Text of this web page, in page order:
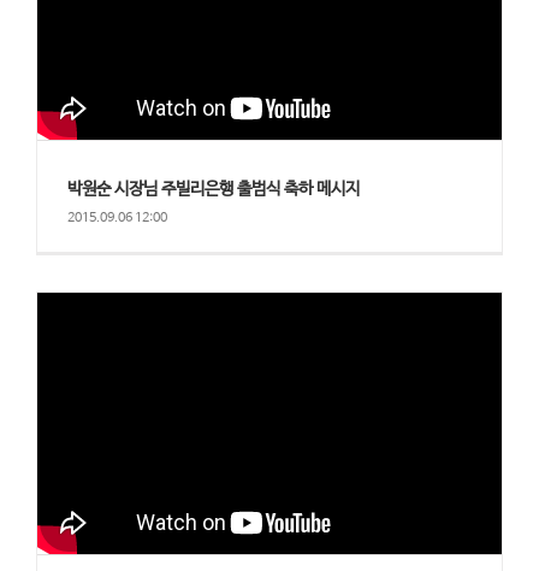
박원순 시장님 주빌리은행 출범식 축하 메시지
2015.09.06 12:00